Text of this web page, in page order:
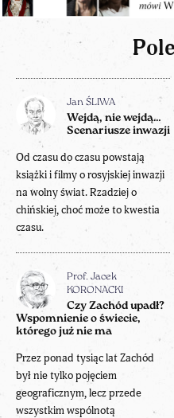
Jan ŚLIWA
Wejdą, nie wejdą…
Scenariusze inwazji
Od czasu do czasu powstają
książki i filmy o rosyjskiej inwazji
na wolny świat. Rzadziej o
chińskiej, choć może to kwestia
czasu.
Prof. Jacek
KORONACKI
Czy Zachód upadł?
Wspomnienie o świecie,
którego już nie ma
Przez ponad tysiąc lat Zachód
był nie tylko pojęciem
geograficznym, lecz przede
wszystkim wspólnotą